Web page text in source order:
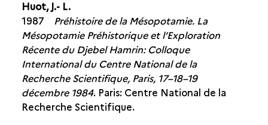
Huot, J.- L.
1987 Préhistoire de la Mésopotamie. La
Mésopotamie Préhistorique et l’Exploration
Récente du Djebel Hamrin: Colloque
International du Centre National de la
Recherche Scientifique, Paris, 17–18–19
décembre 1984. Paris: Centre National de la
Recherche Scientifique.